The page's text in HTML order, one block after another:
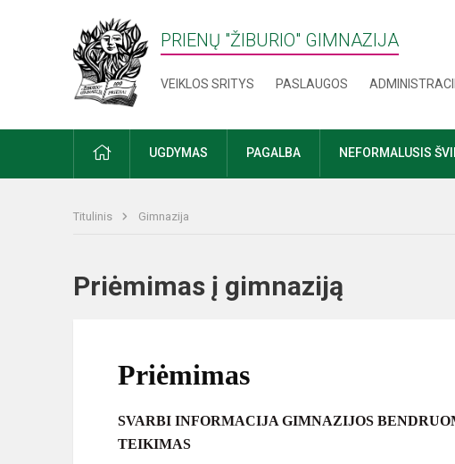
PRIENŲ "ŽIBURIO" GIMNAZIJA
VEIKLOS SRITYS PASLAUGOS
PRADŽIAUGDYMAS PAGALBA NEFORMALUSIS
Titulinis Gimnazija
Priėmimas į gimnaziją
Priėmimas
SVARBI INFORMACIJA GIMNAZIJOS
TEIKIMAS